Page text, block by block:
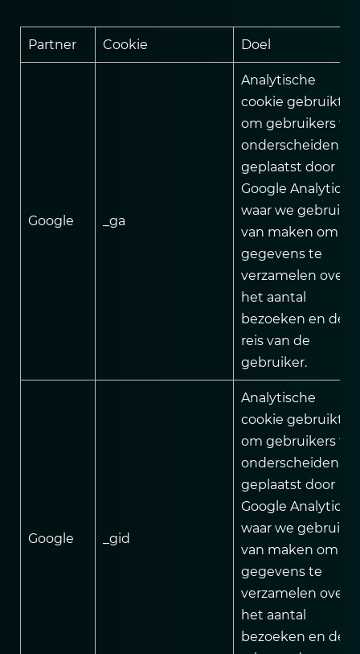
Partner Cookie Doel
Google _ga
Analytische
cookie gebruikt
om gebruikers te
onderscheiden,
geplaatst door
Google Analytics,
waar we gebruik
van maken om
gegevens te
verzamelen over
het aantal
bezoeken en de
reis van de
gebruiker.
Google _gid
Analytische
cookie gebruikt
om gebruikers te
onderscheiden,
geplaatst door
Google Analytics,
waar we gebruik
van maken om
gegevens te
verzamelen over
het aantal
bezoeken en de